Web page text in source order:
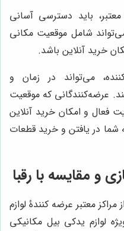
معتبر، باید دسترسی آسانی
شامل موقعیت مکانی
خرید آنلاین باشد.
می‌تواند در زمان و
عرضه‌کنندگانی که موقعیت
فعال و امکان خرید آنلاین
شما در یافتن و خرید قطعات
و مقایسه با رقبا
مراکز معتبر عرضه کنندۀ لوازم
لوازم یدکی بیل مکانیکی